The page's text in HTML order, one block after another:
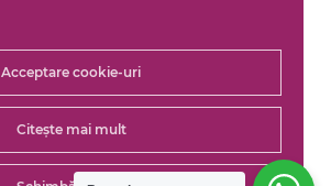
Acceptare cookie-uri
Citește mai mult